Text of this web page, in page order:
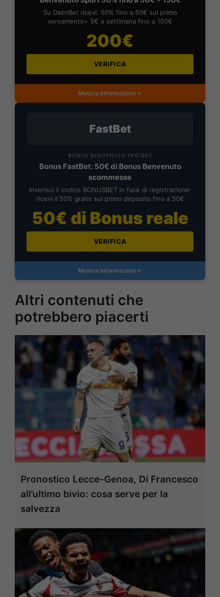
Su DaznBet ricevi: 50% fino a 50€ sul primo
versamento+ 5€ a settimana fino a 150€
200€
VERIFICA
Mostra Informazioni
FastBet
BONUS BENVENUTO FASTBET
Bonus FastBet: 50€ di Bonus Benvenuto
scommesse
Inserisci il codice BONUSBET in fase di registrazione:
ricevi il 50% gratis sul primo deposito fino a 50€
50€ di Bonus reale
VERIFICA
Mostra Informazioni
Altri contenuti che
potrebbero piacerti
Pronostico Lecce-Genoa, Di Francesco
all’ultimo bivio: cosa serve per la
salvezza